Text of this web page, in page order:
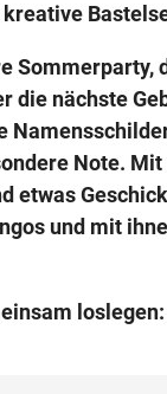
Sommerparty,
die nächste
Note.
etwas
und mit
loslegen: